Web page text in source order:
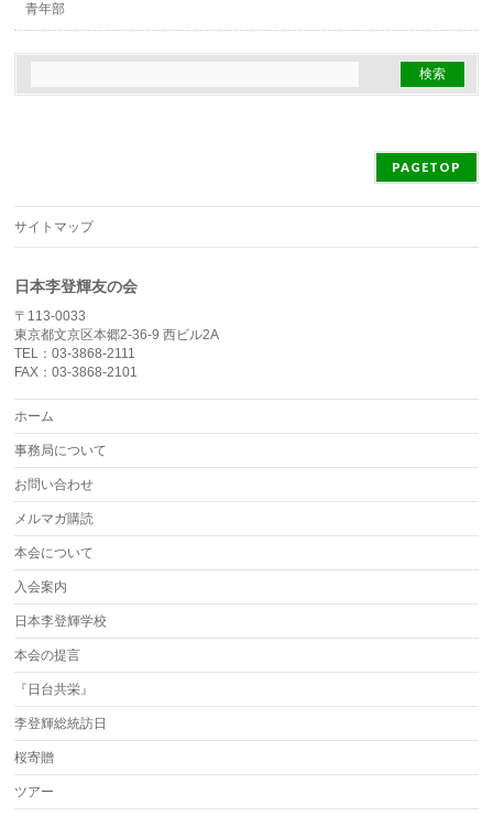
青年部
PAGETOP
サイトマップ
日本李登輝友の会
〒113-0033
東京都文京区本郷2-36-9 西ビル2A
TEL：03-3868-2111
FAX：03-3868-2101
ホーム
事務局について
お問い合わせ
メルマガ購読
本会について
入会案内
日本李登輝学校
本会の提言
『日台共栄』
李登輝総統訪日
桜寄贈
ツアー